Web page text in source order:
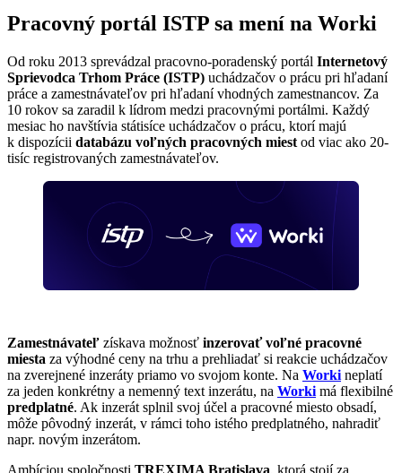
Pracovný portál ISTP sa mení na Worki
Od roku 2013 sprevádzal pracovno-poradenský portál Internetový
Sprievodca Trhom Práce (ISTP) uchádzačov o prácu pri hľadaní
práce a zamestnávateľov pri hľadaní vhodných zamestnancov. Za
10 rokov sa zaradil k lídrom medzi pracovnými portálmi. Každý
mesiac ho navštívia státisíce uchádzačov o prácu, ktorí majú
k dispozícii databázu voľných pracovných miest od viac ako 20-
tisíc registrovaných zamestnávateľov.
Zamestnávateľ získava možnosť inzerovať voľné pracovné
miesta za výhodné ceny na trhu a prehliadať si reakcie uchádzačov
na zverejnené inzeráty priamo vo svojom konte. Na Worki neplatí
za jeden konkrétny a nemenný text inzerátu, na Worki má flexibilné
predplatné. Ak inzerát splnil svoj účel a pracovné miesto obsadí,
môže pôvodný inzerát, v rámci toho istého predplatného, nahradiť
napr. novým inzerátom.
Ambíciou spoločnosti TREXIMA Bratislava, ktorá stojí za